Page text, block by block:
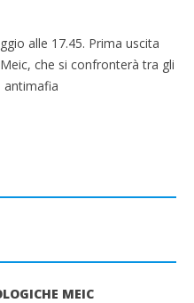
alle 17.45. Prima uscita
che si confronterà tra gli
antimafia
MEIC